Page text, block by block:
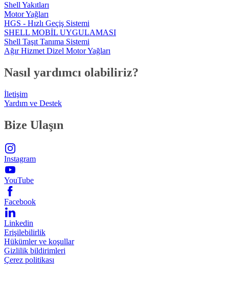
Shell Yakıtları
Motor Yağları
HGS - Hızlı Geçiş Sistemi
SHELL MOBİL UYGULAMASI
Shell Taşıt Tanıma Sistemi
Ağır Hizmet Dizel Motor Yağları
Nasıl yardımcı olabiliriz?
İletişim
Yardım ve Destek
Bize Ulaşın
Instagram
YouTube
Facebook
Linkedin
Erişilebilirlik
Hükümler ve koşullar
Gizlilik bildirimleri
Çerez politikası